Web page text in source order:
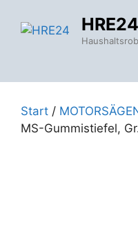
Inhalt
HRE24
Start /
MS-Gummistiefel,